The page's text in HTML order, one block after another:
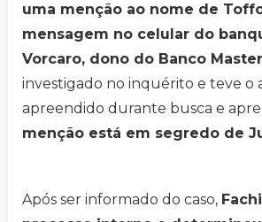
uma menção ao nome de
mensagem no celular do
Vorcaro, dono do Banco Master
investigado no inquérito e teve o
apreendido durante busca e
menção está em segredo de
Após ser informado do caso,